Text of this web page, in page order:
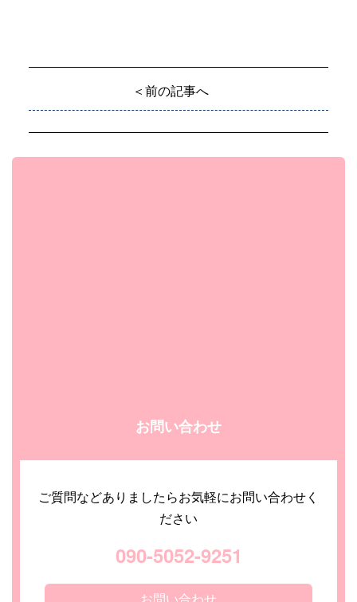
＜前の記事へ
お問い合わせ
ご質問などありましたらお気軽にお問い合わせく
ださい
090-5052-9251